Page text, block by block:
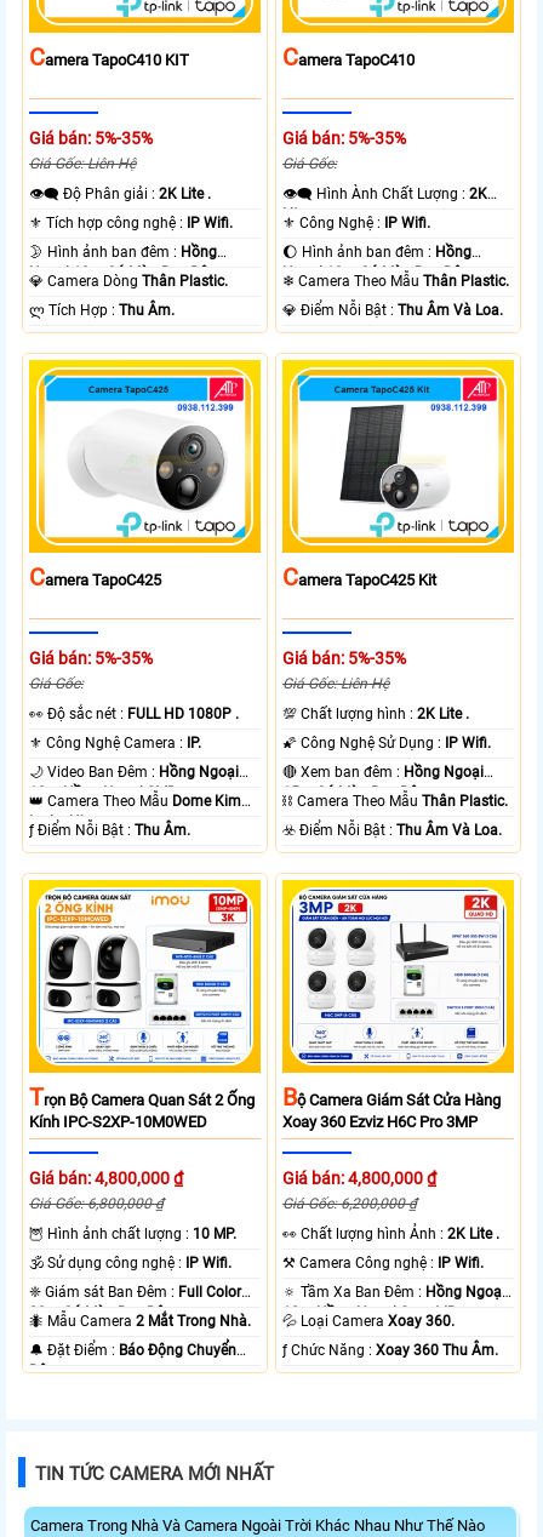
CAmera TapoC410 KIT
Giá bán: 5%-35%
Giá Gốc: Liên Hệ
👁️‍🗨 Độ Phân giải :2K Lite .
⚜️ Tích hợp công nghệ :
IP Wifi.
🌛 Hình ảnh ban đêm : Hồng
Ngoại 10m Có Màu Ban Ðêm.
💎 Camera DòngThân Plastic.
️ლ Tích Hợp :Thu Âm.
CAmera TapoC410
Giá bán: 5%-35%
Giá Gốc:
👁️‍🗨 Hình Ành Chất Lượng :2K
Lite .
⚜️ Công Nghệ :
IP Wifi.
🌔 Hình ảnh ban đêm : Hồng
Ngoại 10m Có Màu Ban Ðêm.
❄ Camera Theo MẫuThân Plastic.
️💎 Điểm Nỗi Bật :Thu Âm Và Loa.
CAmera TapoC425
Giá bán: 5%-35%
Giá Gốc:
️👀 Độ sắc nét : FULL HD 1080P .
⚜️ Công Nghệ Camera :
IP.
🌙 Video Ban Đêm : Hồng Ngoại
10m Hồng Ngoại SMD.
👑 Camera Theo Mẫu Dome Kim
loại + Nhựa.
️ƒ Điểm Nỗi Bật :Thu Âm.
CAmera TapoC425 Kit
Giá bán: 5%-35%
Giá Gốc: Liên Hệ
💯 Chất lượng hình :2K Lite .
🌠 Công Nghệ Sử Dụng :
IP Wifi.
🔴 Xem ban đêm : Hồng Ngoại
15m Có Màu Ban Ðêm.
⛓ Camera Theo MẫuThân Plastic.
️☣️ Điểm Nỗi Bật :Thu Âm Và Loa.
TRọn Bộ Camera Quan Sát 2 Ống
Kính IPC-S2XP-10M0WED
Giá bán: 4,800,000 ₫
Giá Gốc: 6,800,000 ₫
🦉 Hình ảnh chất lượng : 10 MP.
🕉️ Sử dụng công nghệ : IP Wifi.
❈ Giám sát Ban Đêm : Full Color
20m Có Màu Ban Ðêm.
🐜 Mẫu Camera2 Mắt Trong Nhà.
️🔔 Đặt Điểm : Báo Động Chuyển
Động.
BỘ Camera Giám Sát Cửa Hàng
Xoay 360 Ezviz H6C Pro 3MP
Giá bán: 4,800,000 ₫
Giá Gốc: 6,200,000 ₫
️👀 Chất lượng hình Ảnh :2K Lite .
⚒ Camera Công nghệ : IP Wifi.
🔅 Tầm Xa Ban Đêm : Hồng Ngoại
10m Hồng Ngoại Smart IR.
💦 Loại CameraXoay 360.
️ƒ Chức Năng :Xoay 360 Thu Âm.
TIN TỨC CAMERA MỚI NHẤT
Camera Trong Nhà Và Camera Ngoài Trời Khác Nhau Như Thế Nào